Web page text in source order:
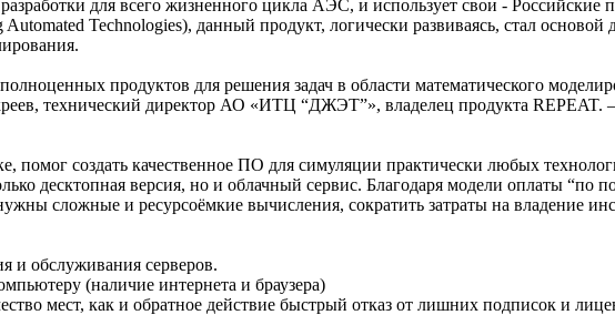
для всего жизненного цикла АЭС, и использует свои -
Technologies), данный продукт, логически развиваясь, стал
продуктов для решения задач в области математического
технический директор АО «ИТЦ “ДЖЭТ”», владелец продукта REPEAT.
помог создать качественное ПО для симуляции практически любых
десктопная версия, но и облачный сервис. Благодаря модели оплаты “по
сложные и ресурсоёмкие вычисления, сократить затраты на владение
и обслуживания серверов.
(наличие интернета и браузера)
мест, как и обратное действие быстрый отказ от лишних подписок и